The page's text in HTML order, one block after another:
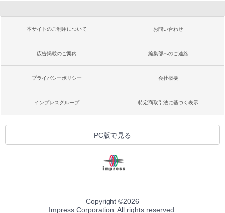
本サイトのご利用について お問い合わせ
広告掲載のご案内 編集部へのご連絡
プライバシーポリシー 会社概要
インプレスグループ 特定商取引法に基づく表示
PC版で見る
Copyright ©2026
Impress Corporation. All rights reserved.